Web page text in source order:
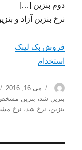
دوم بنزین […]
نرخ بنزین آزاد و
فروش بک لینک
استخدام
نویسنده
ارسال
شده
در
می 16, 2016
بنزین شد، بنزین
بنزین، نرخ شد، نرخ